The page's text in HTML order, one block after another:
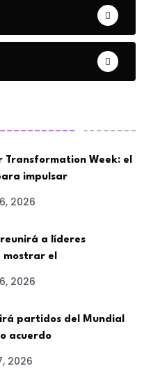
Transformation Week: el
impulsar
2026
a líderes
mostrar el
2026
partidos del Mundial
acuerdo
2026